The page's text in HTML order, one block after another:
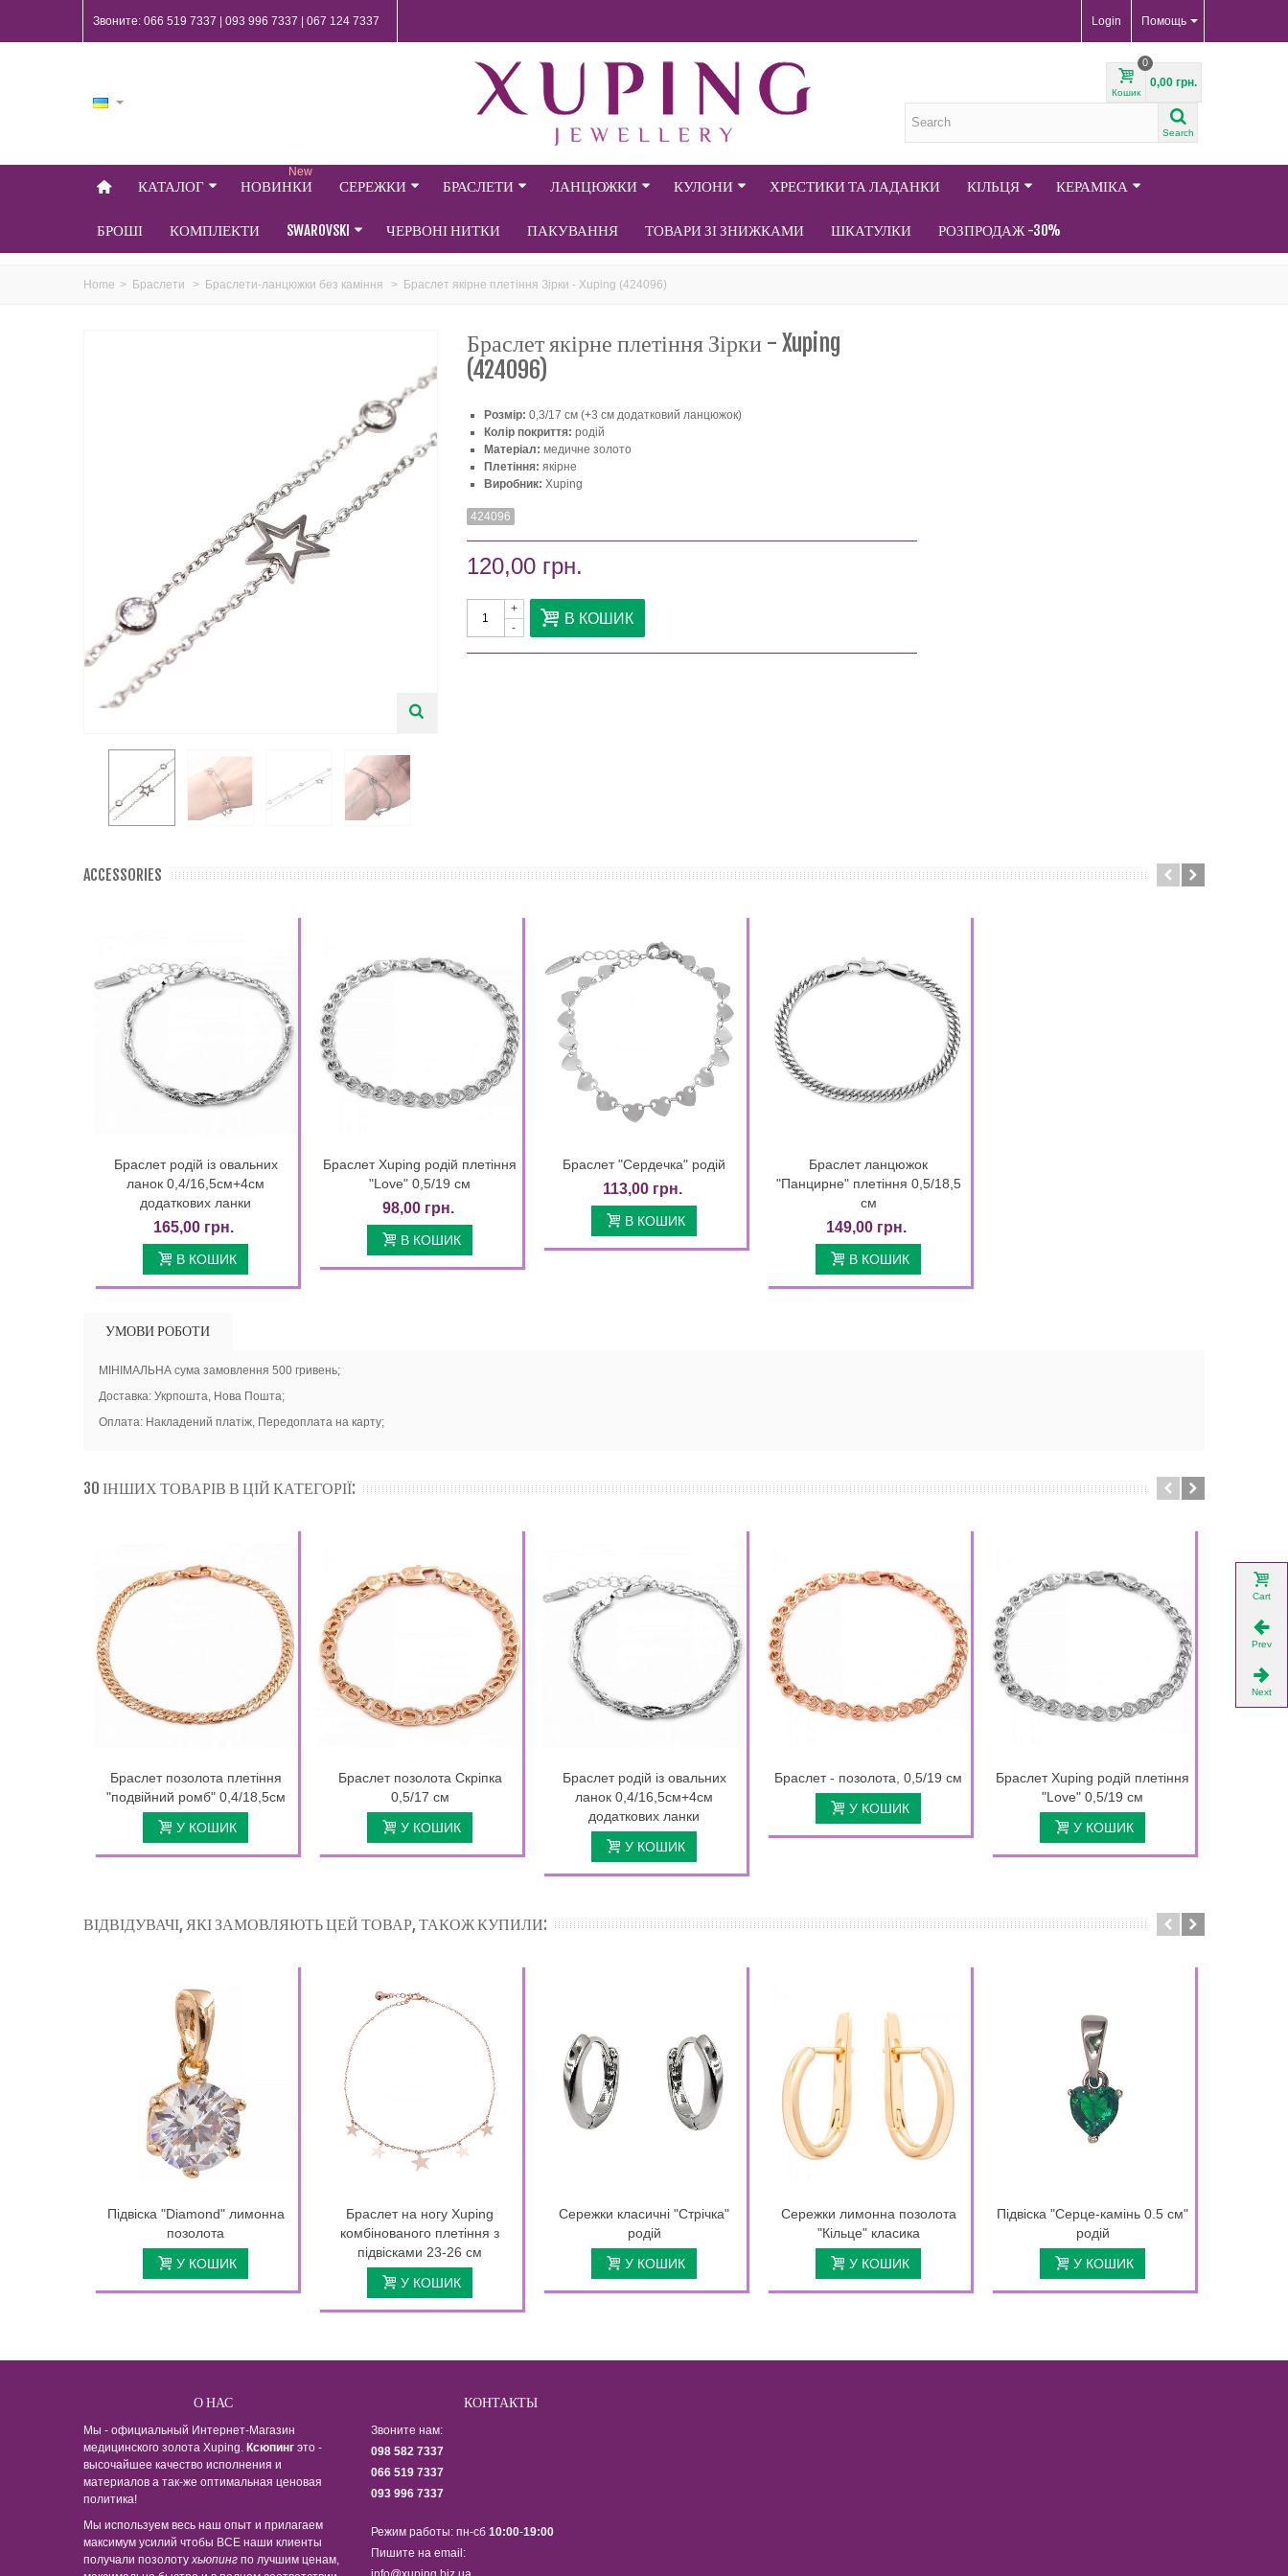
Помощь
Звоните: 066 519 7337 | 093 996 7337 | 067 124 7337 Login
Кошик
0
0,00 грн.
Search
КАТАЛОГ НОВИНКИ
New
СЕРЕЖКИ БРАСЛЕТИ ЛАНЦЮЖКИ КУЛОНИ ХРЕСТИКИ ТА ЛАДАНКИ КІЛЬЦЯ КЕРАМІКА
БРОШІ КОМПЛЕКТИ SWAROVSKI ЧЕРВОНІ НИТКИ ПАКУВАННЯ ТОВАРИ ЗІ ЗНИЖКАМИ ШКАТУЛКИ РОЗПРОДАЖ -30%
Home > Браслети > Браслети-ланцюжки без каміння > Браслет якірне плетіння Зірки - Xuping (424096)
Браслет якірне плетіння Зірки - Xuping
(424096)
Розмір: 0,3/17 см (+3 см додатковий ланцюжок)
Колір покриття: родій
Матеріал: медичне золото
Плетіння: якірне
Виробник: Xuping
424096
120,00 грн.
-
+ В КОШИК
ACCESSORIES
Quick view
Браслет родій із овальних
ланок 0,4/16,5см+4см
додаткових ланки
165,00 грн.
В КОШИК
Quick view
Браслет Xuping родій плетіння
"Love" 0,5/19 см
98,00 грн.
В КОШИК
Quick view
Браслет "Сердечка" родій
113,00 грн.
В КОШИК
Quick view
Браслет ланцюжок
"Панцирне" плетіння 0,5/18,5
см
149,00 грн.
В КОШИК
УМОВИ РОБОТИ
МІНІМАЛЬНА сума замовлення 500 гривень;
Доставка: Укрпошта, Нова Пошта;
Оплата: Накладений платіж, Передоплата на карту;
30 ІНШИХ ТОВАРІВ В ЦІЙ КАТЕГОРІЇ:
Браслет позолота плетіння
"подвійний ромб" 0,4/18,5см
У КОШИК
Браслет позолота Скріпка
0,5/17 см
У КОШИК
Браслет родій із овальних
ланок 0,4/16,5см+4см
додаткових ланки
У КОШИК
Браслет - позолота, 0,5/19 см
У КОШИК
Браслет Xuping родій плетіння
"Love" 0,5/19 см
У КОШИК
ВІДВІДУВАЧІ, ЯКІ ЗАМОВЛЯЮТЬ ЦЕЙ ТОВАР, ТАКОЖ КУПИЛИ:
Підвіска "Diamond" лимонна
позолота
У КОШИК
Браслет на ногу Xuping
комбінованого плетіння з
підвісками 23-26 см
У КОШИК
Сережки класичні "Стрічка"
родій
У КОШИК
Сережки лимонна позолота
"Кільце" класика
У КОШИК
Підвіска "Серце-камінь 0.5 см"
родій
У КОШИК
О НАС
Мы - официальный Интернет-Магазин
медицинского золота Xuping. Ксюпинг это -
высочайшее качество исполнения и
материалов а так-же оптимальная ценовая
политика!
Мы используем весь наш опыт и прилагаем
максимум усилий чтобы ВСЕ наши клиенты
получали позолотухьюпинг по лучшим ценам,
КОНТАКТЫ
Звоните нам:
098 582 7337
066 519 7337
093 996 7337
Режим работы: пн-сб 10:00-19:00
Пишите на email:
Cart
Prev
Next